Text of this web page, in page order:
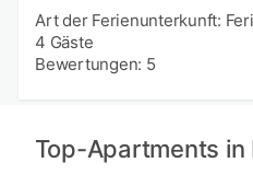
Art der Ferienunterkunft:
4 Gäste
Bewertungen: 5
Top-Apartments in